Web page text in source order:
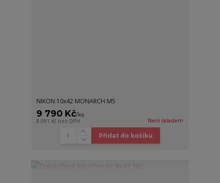
NIKON 10x42 MONARCH M5
9 790 Kč/ks
8 091 Kč bez DPH Není skladem
Přidat do košíku